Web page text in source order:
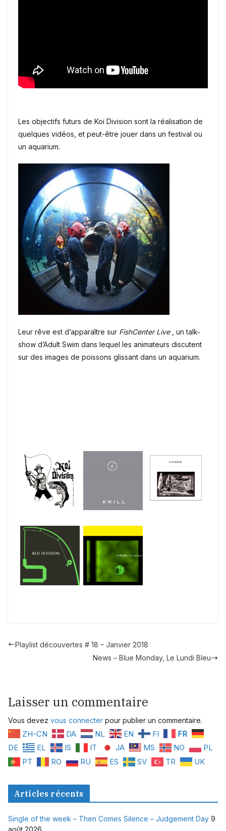
Les objectifs futurs de Koi Division sont la réalisation de
quelques vidéos, et peut-être jouer dans un festival ou
un aquarium.
Leur rêve est d’apparaître sur FishCenter Live, un talk-
show d’Adult Swim dans lequel les animateurs discutent
sur des images de poissons glissant dans un aquarium.
Playlist découvertes # 18 – Janvier 2018
News – Blue Monday, Le Lundi Bleu
Laisser un commentaire
Vous devez vous connecter pour publier un commentaire.
ZH-CN DA NL EN FI
FR
DE
EL IS IT JA MS NO
PL
PT
RO RU ES SV TR UK
Articles récents
Single of the week – Then Comes Silence – Judgement Day 9
août 2026